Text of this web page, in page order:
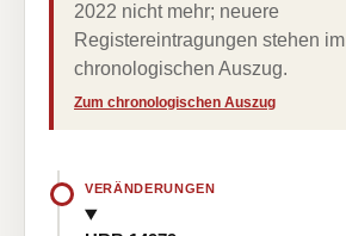
2022 nicht mehr; neuere
Registereintragungen stehen im
chronologischen Auszug.
Zum chronologischen Auszug
VERÄNDERUNGEN